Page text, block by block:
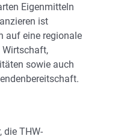
Eigenmitteln
ist
auf eine regionale
Wirtschaft,
sowie auch
die THW-